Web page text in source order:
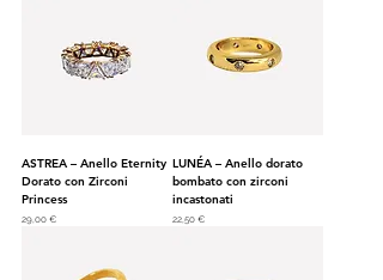
ASTREA – Anello Eternity
Dorato con Zirconi
Princess
Prezzo
29,00 €
LUNÉA – Anello dorato
bombato con zirconi
incastonati
Prezzo
22,50 €